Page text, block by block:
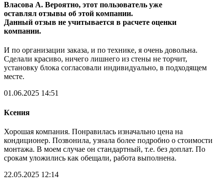
Власова А. Вероятно, этот пользователь уже
оставлял отзывы об этой компании.
Данный отзыв не учитывается в расчете оценки
компании.
И по организации заказа, и по технике, я очень довольна.
Сделали красиво, ничего лишнего из стены не торчит,
установку блока согласовали индивидуально, в подходящем
месте.
01.06.2025 14:51
Ксения
Хорошая компания. Понравилась изначально цена на
кондиционер. Позвонила, узнала более подробно о стоимости
монтажа. В моем случае он стандартный, т.е. без доплат. По
срокам уложились как обещали, работа выполнена.
22.05.2025 12:14